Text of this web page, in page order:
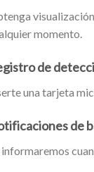
momento.
de
una tarjeta
de
informaremos